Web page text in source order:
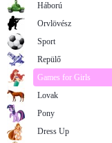
Háború
Orvlövész
Sport
Repülő
Games for Girls
Lovak
Pony
Dress Up